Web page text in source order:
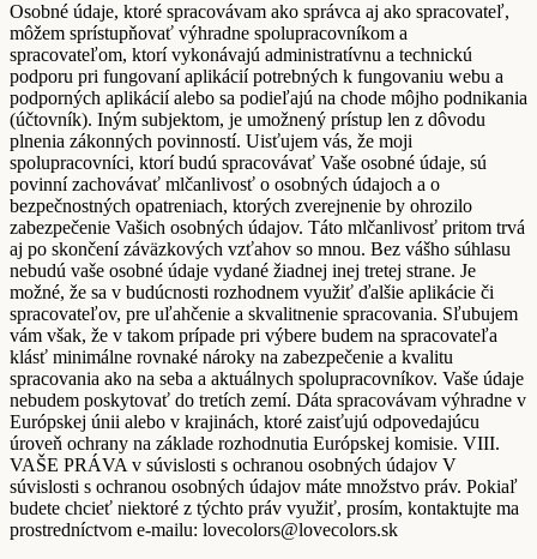
Osobné údaje, ktoré spracovávam ako správca aj ako spracovateľ,
môžem sprístupňovať výhradne spolupracovníkom a
spracovateľom, ktorí vykonávajú administratívnu a technickú
podporu pri fungovaní aplikácií potrebných k fungovaniu webu a
podporných aplikácií alebo sa podieľajú na chode môjho podnikania
(účtovník). Iným subjektom, je umožnený prístup len z dôvodu
plnenia zákonných povinností. Uisťujem vás, že moji
spolupracovníci, ktorí budú spracovávať Vaše osobné údaje, sú
povinní zachovávať mlčanlivosť o osobných údajoch a o
bezpečnostných opatreniach, ktorých zverejnenie by ohrozilo
zabezpečenie Vašich osobných údajov. Táto mlčanlivosť pritom trvá
aj po skončení záväzkových vzťahov so mnou. Bez vášho súhlasu
nebudú vaše osobné údaje vydané žiadnej inej tretej strane. Je
možné, že sa v budúcnosti rozhodnem využiť ďalšie aplikácie či
spracovateľov, pre uľahčenie a skvalitnenie spracovania. Sľubujem
vám však, že v takom prípade pri výbere budem na spracovateľa
klásť minimálne rovnaké nároky na zabezpečenie a kvalitu
spracovania ako na seba a aktuálnych spolupracovníkov. Vaše údaje
nebudem poskytovať do tretích zemí. Dáta spracovávam výhradne v
Európskej únii alebo v krajinách, ktoré zaisťujú odpovedajúcu
úroveň ochrany na základe rozhodnutia Európskej komisie. VIII.
VAŠE PRÁVA v súvislosti s ochranou osobných údajov V
súvislosti s ochranou osobných údajov máte množstvo práv. Pokiaľ
budete chcieť niektoré z týchto práv využiť, prosím, kontaktujte ma
prostredníctvom e-mailu: lovecolors@lovecolors.sk